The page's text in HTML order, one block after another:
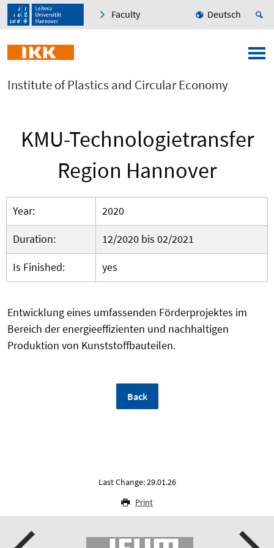
Faculty Deutsch
Institute of Plastics and Circular Economy
KMU-Technologietransfer
Region Hannover
Year:
2020
Duration:
12/2020 bis 02/2021
Is Finished:
yes
Entwicklung eines umfassenden Förderprojektes im
Bereich der energieeffizienten und nachhaltigen
Produktion von Kunststoffbauteilen.
Back
Last Change: 29.01.26
Print